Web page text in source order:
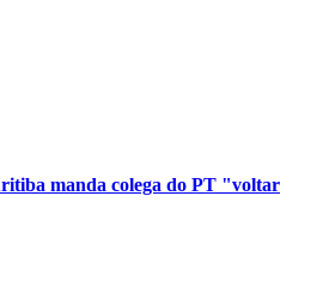
manda colega do PT "voltar